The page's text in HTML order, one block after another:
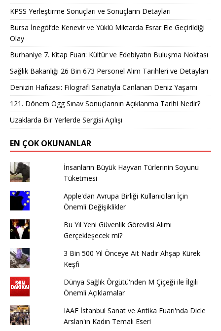
KPSS Yerleştirme Sonuçları ve Sonuçların Detayları
Bursa İnegöl’de Kenevir ve Yüklü Miktarda Esrar Ele Geçirildiği
Olay
Burhaniye 7. Kitap Fuarı: Kültür ve Edebiyatın Buluşma Noktası
Sağlık Bakanlığı 26 Bin 673 Personel Alım Tarihleri ve Detayları
Denizin Hafızası: Filografi Sanatıyla Canlanan Deniz Yaşamı
121. Dönem Ögg Sınav Sonuçlarının Açıklanma Tarihi Nedir?
Uzaklarda Bir Yerlerde Sergisi Açılışı
EN ÇOK OKUNANLAR
İnsanların Büyük Hayvan Türlerinin Soyunu
Tüketmesi
Apple'dan Avrupa Birliği Kullanıcıları İçin
Önemli Değişiklikler
Bu Yıl Yeni Güvenlik Görevlisi Alımı
Gerçekleşecek mi?
3 Bin 500 Yıl Önceye Ait Nadir Ahşap Kürek
Keşfi
Dünya Sağlık Örgütü'nden M Çiçeği ile İlgili
Önemli Açıklamalar
IAAF İstanbul Sanat ve Antika Fuarı'nda Dicle
Arslan'ın Kadın Temalı Eseri